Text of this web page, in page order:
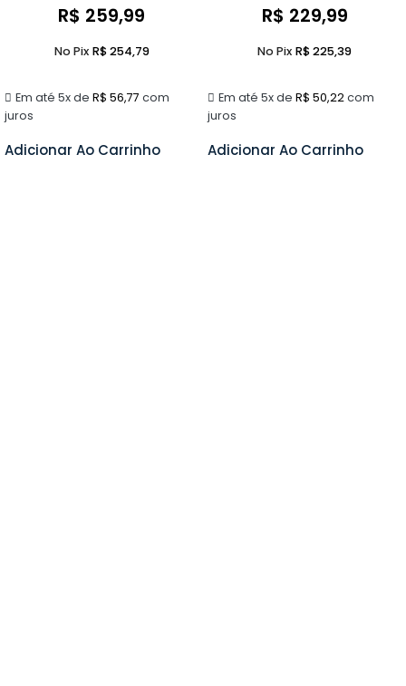
R$ 259,99
Em até 5x de R$ 56,77 com
juros
No Pix R$254,79
Adicionar Ao Carrinho
R$ 229,99
Em até 5x de R$ 50,22com
juros
No Pix R$225,39
Adicionar Ao Carrinho